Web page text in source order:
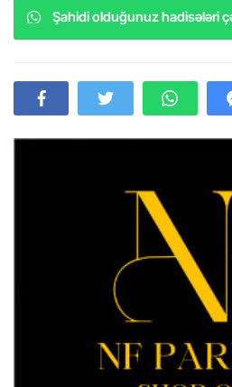
Şahidi olduğunuz hadisələri